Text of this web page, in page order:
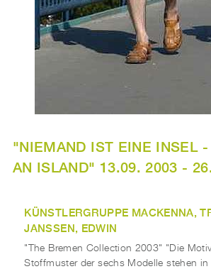
"NIEMAND IST EINE INSEL
AN ISLAND" 13.09. 2003 -
KÜNSTLERGRUPPE MACKENNA,
JANSSEN, EDWIN
"The Bremen Collection 2003" "Die
Stoffmuster der sechs Modelle stehen in